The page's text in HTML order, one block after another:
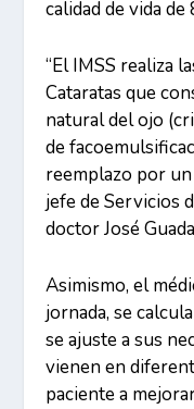
calidad de vida
“El IMSS realiza
Cataratas que
natural del ojo
de
reemplazo por
jefe de Servicios
doctor José
Asimismo, el
jornada, se
se ajuste a sus
vienen en
paciente a